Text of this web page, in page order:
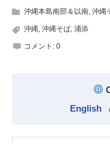
沖縄本島南部＆以南 沖縄
沖縄 沖縄そば 浦添
コメント: 0
English